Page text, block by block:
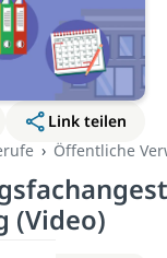
Link teilen
Öffentliche
(Video)